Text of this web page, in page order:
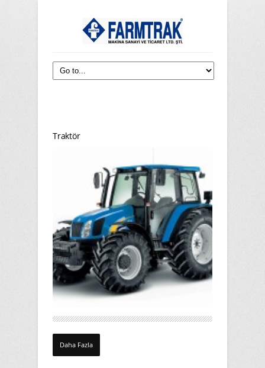
Traktör
Daha Fazla